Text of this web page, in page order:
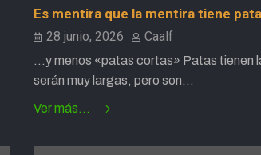
Es mentira que la mentira tiene
28 junio, 2026 Caalf
…y menos «patas cortas» Patas tienen
serán muy largas, pero son…
Ver más...